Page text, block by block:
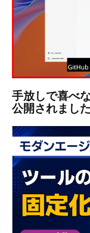
手放しで喜べ
公開されました